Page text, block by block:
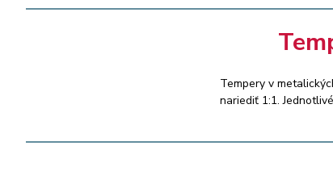
Tempery v
nariediť 1:1.